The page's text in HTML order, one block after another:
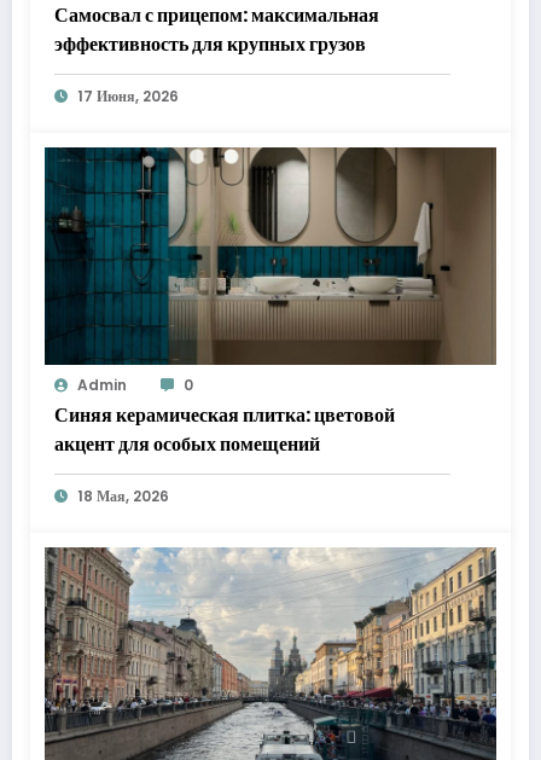
Самосвал с прицепом: максимальная
эффективность для крупных грузов
17 Июня, 2026
Admin 0
Синяя керамическая плитка: цветовой
акцент для особых помещений
18 Мая, 2026